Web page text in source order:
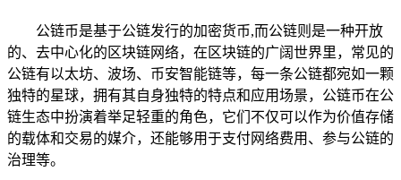
公链币是基于公链发行的加密货币,而公链则是一种开放
的、去中心化的区块链网络，在区块链的广阔世界里，常见的
公链有以太坊、波场、币安智能链等，每一条公链都宛如一颗
独特的星球，拥有其自身独特的特点和应用场景，公链币在公
链生态中扮演着举足轻重的角色，它们不仅可以作为价值存储
的载体和交易的媒介，还能够用于支付网络费用、参与公链的
治理等。